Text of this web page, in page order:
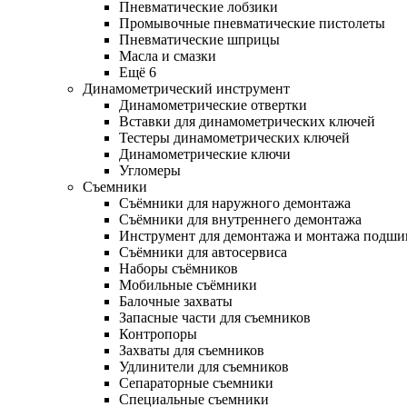
Пневматические лобзики
Промывочные пневматические пистолеты
Пневматические шприцы
Масла и смазки
Ещё 6
Динамометрический инструмент
Динамометрические отвертки
Вставки для динамометрических ключей
Тестеры динамометрических ключей
Динамометрические ключи
Угломеры
Съемники
Съёмники для наружного демонтажа
Съёмники для внутреннего демонтажа
Инструмент для демонтажа и монтажа
Съёмники для автосервиса
Наборы съёмников
Мобильные съёмники
Балочные захваты
Запасные части для съемников
Контропоры
Захваты для съемников
Удлинители для съемников
Сепараторные съемники
Специальные съемники